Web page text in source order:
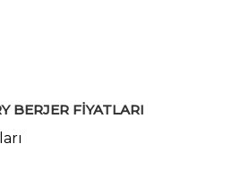
BERJER FIYATLARI